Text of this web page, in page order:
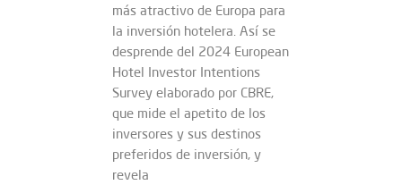
más atractivo de Europa para
la inversión hotelera. Así se
desprende del 2024 European
Hotel Investor Intentions
Survey elaborado por CBRE,
que mide el apetito de los
inversores y sus destinos
preferidos de inversión, y
revela